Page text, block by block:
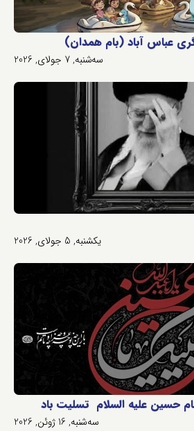
عباس آباد (بام همدان)
سه‌شنبه, 7 جولای, 2026
یکشنبه, 5 جولای, 2026
حسین علیه السلام تسلیت باد
سه‌شنبه, 16 ژوئن, 2026